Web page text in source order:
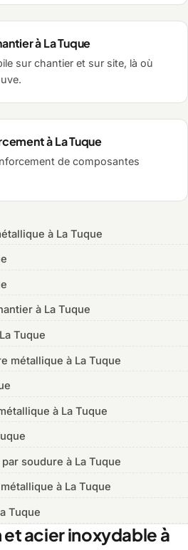
à La Tuque
sur chantier et sur site, là où
à La Tuque
de composantes
à La Tuque
à La Tuque
Tuque
métallique à La Tuque
à La Tuque
soudure à La Tuque
à La Tuque
Tuque
acier inoxydable à